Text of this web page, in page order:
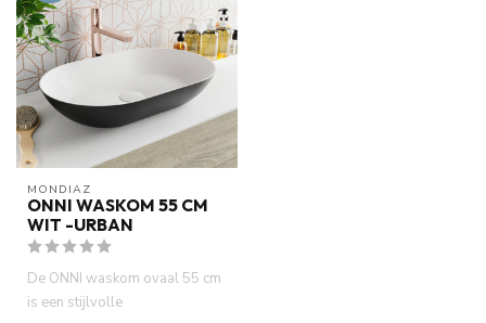
MONDIAZ
ONNI WASKOM 55 CM
WIT -URBAN
De ONNI waskom ovaal 55 cm
is een stijlvolle